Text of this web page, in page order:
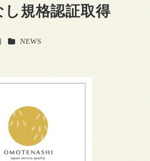
し規格認証取得
カテゴリー
NEWS